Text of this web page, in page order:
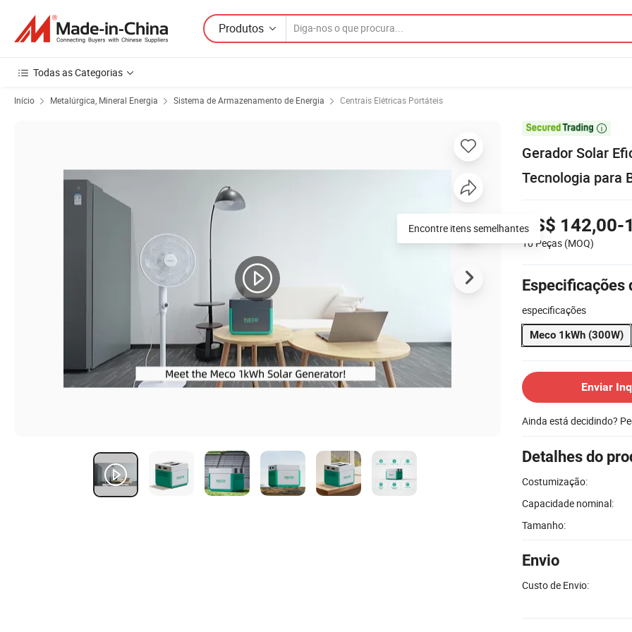
Produtos
Todas as Categorias
Início Metalúrgica, Mineral Energia Sistema de Armazenamento de Energia Centrais Elétricas Portáteis

Gerador Solar
Tecnologia para
US$ 142,00-
10 Peças (MOQ)
Especificações
especificações
Meco 1kWh (300W)
Enviar
Ainda está decidindo?
Detalhes do
Costumização:
Capacidade nominal:
Tamanho:
Envio
Custo de Envio:
Encontre itens semelhantes